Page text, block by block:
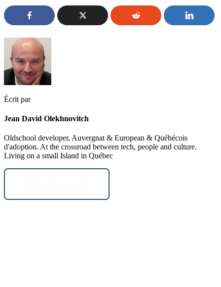
Écrit par
Jean David Olekhnovitch
Oldschool developer, Auvergnat & European & Québécois
d'adoption. At the crossroad between tech, people and culture.
Living on a small Island in Québec